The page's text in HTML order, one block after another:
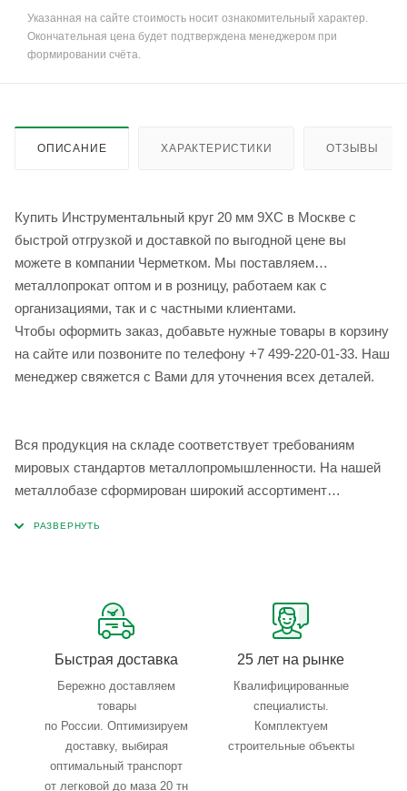
Указанная на сайте стоимость носит ознакомительный характер.
Окончательная цена будет подтверждена менеджером при
формировании счёта.
ОПИСАНИЕ ХАРАКТЕРИСТИКИ ОТЗЫВЫ
Купить Инструментальный круг 20 мм 9ХС в Москве с
быстрой отгрузкой и доставкой по выгодной цене вы
можете в компании Черметком. Мы поставляем
металлопрокат оптом и в розницу, работаем как с
организациями, так и с частными клиентами.
Чтобы оформить заказ, добавьте нужные товары в корзину
на сайте или позвоните по телефону +7 499-220-01-33. Наш
менеджер свяжется с Вами для уточнения всех деталей.
Вся продукция на складе соответствует требованиям
мировых стандартов металлопромышленности. На нашей
металлобазе сформирован широкий ассортимент
Быстрая доставка
Бережно доставляем
товары
по России. Оптимизируем
доставку, выбирая
оптимальный транспорт
от легковой до маза 20 тн
25 лет на рынке
Квалифицированные
специалисты.
Комплектуем
строительные объекты